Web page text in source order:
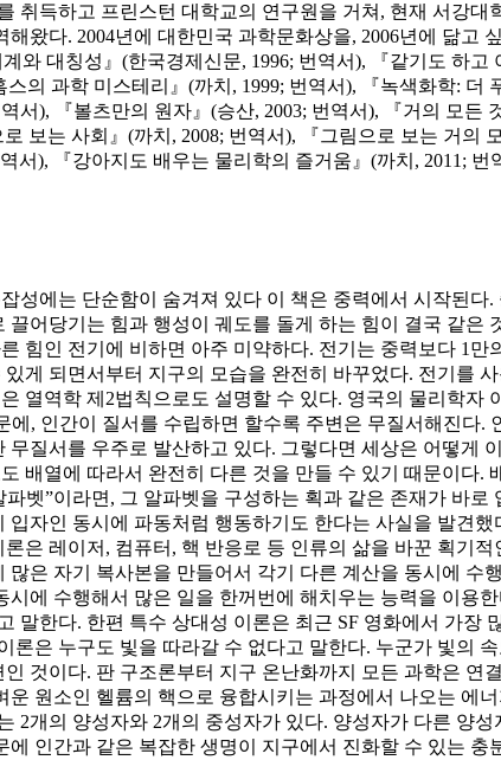
득하고 프린스턴 대학교의 연구원을 거쳐, 현재 서강대
왔다. 2004년에 대한민국 과학문화상을, 2006년에 닮고
대칭성』(한국경제신문, 1996; 번역서), 『같기도 하고
의 과학 미스테리』(까치, 1999; 번역서), 『녹색화학: 더
서), 『볼츠만의 원자』(승산, 2003; 번역서), 『거의 모든
보는 사회』(까치, 2008; 번역서), 『그림으로 보는 거의
서), 『강아지도 배우는 물리학의 즐거움』(까치, 2011;
성에는 단순함이 숨겨져 있다 이 책은 중력에서 시작된다
어당기는 힘과 행성이 궤도를 돌게 하는 힘이 결국 같은
힘인 전기에 비하면 아주 미약하다. 전기는 중력보다 1만
게 되면서부터 지구의 모습을 완전히 바꾸었다. 전기를
열역학 제2법칙으로도 설명할 수 있다. 영국의 물리학자
, 인간이 질서를 수립하면 할수록 주변은 무질서해진다.
질서를 우주로 발산하고 있다. 그렇다면 세상은 어떻게
배열에 따라서 완전히 다른 것을 만들 수 있기 때문이다.
벳”이라면, 그 알파벳을 구성하는 획과 같은 존재가 바
자인 동시에 파동처럼 행동하기도 한다는 사실을 발견
은 레이저, 컴퓨터, 핵 반응로 등 인류의 삶을 바꾼 획기
은 자기 복사본을 만들어서 각기 다른 계산을 동시에 수
에 수행해서 많은 일을 한꺼번에 해치우는 능력을 이용
말한다. 한편 특수 상대성 이론은 최근 SF 영화에서 가장
은 누구도 빛을 따라갈 수 없다고 말한다. 누군가 빛의
것이다. 판 구조론부터 지구 온난화까지 모든 과학은 연
원소인 헬륨의 핵으로 융합시키는 과정에서 나오는 에
개의 양성자와 2개의 중성자가 있다. 양성자가 다른 양
인간과 같은 복잡한 생명이 지구에서 진화할 수 있는